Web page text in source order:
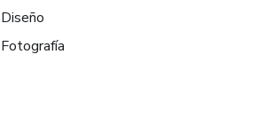
Diseño
Fotografía